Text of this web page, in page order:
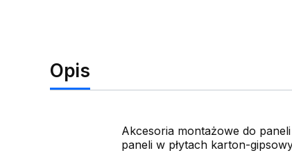
Opis
Akcesoria montażowe do
paneli w płytach karton-